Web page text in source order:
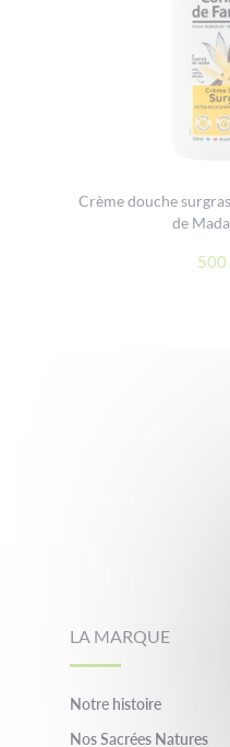
Crème douche
de
500
LA MARQUE
Notre histoire
Nos Sacrées Natures